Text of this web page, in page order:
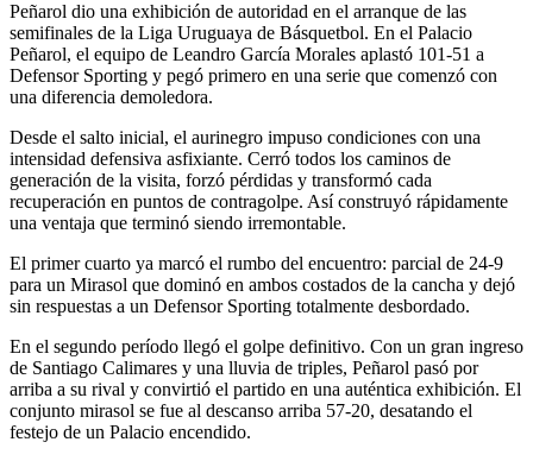
Peñarol dio una exhibición de autoridad en el arranque de las
semifinales de la Liga Uruguaya de Básquetbol. En el Palacio
Peñarol, el equipo de Leandro García Morales aplastó 101-51 a
Defensor Sporting y pegó primero en una serie que comenzó con
una diferencia demoledora.
Desde el salto inicial, el aurinegro impuso condiciones con una
intensidad defensiva asfixiante. Cerró todos los caminos de
generación de la visita, forzó pérdidas y transformó cada
recuperación en puntos de contragolpe. Así construyó rápidamente
una ventaja que terminó siendo irremontable.
El primer cuarto ya marcó el rumbo del encuentro: parcial de 24-9
para un Mirasol que dominó en ambos costados de la cancha y dejó
sin respuestas a un Defensor Sporting totalmente desbordado.
En el segundo período llegó el golpe definitivo. Con un gran ingreso
de Santiago Calimares y una lluvia de triples, Peñarol pasó por
arriba a su rival y convirtió el partido en una auténtica exhibición. El
conjunto mirasol se fue al descanso arriba 57-20, desatando el
festejo de un Palacio encendido.